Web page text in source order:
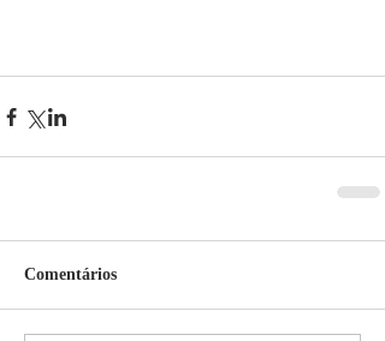
Comentários